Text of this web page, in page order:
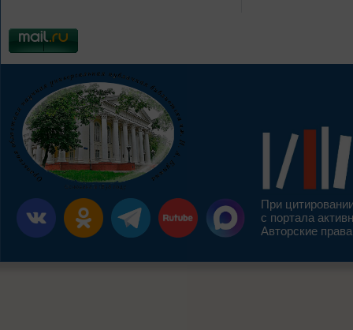
При
с портала
Авторские